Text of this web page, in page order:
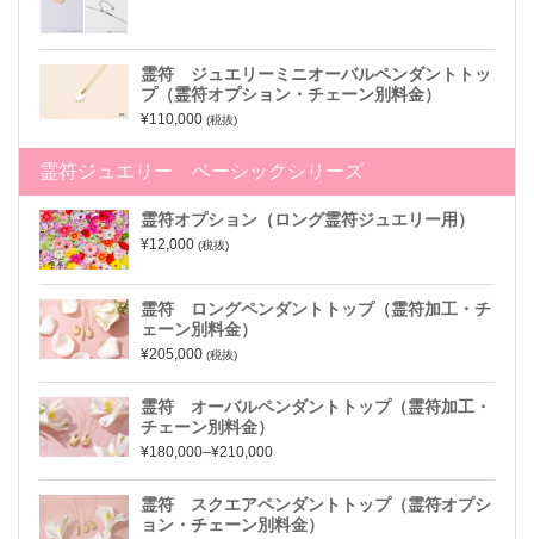
霊符 ジュエリーミニオーバルペンダントトッ
プ（霊符オプション・チェーン別料金）
¥110,000 (税抜)
霊符ジュエリー ベーシックシリーズ
霊符オプション（ロング霊符ジュエリー用）
¥12,000 (税抜)
霊符 ロングペンダントトップ（霊符加工・チ
ェーン別料金）
¥205,000 (税抜)
霊符 オーバルペンダントトップ（霊符加工・
チェーン別料金）
¥180,000–¥210,000
霊符 スクエアペンダントトップ（霊符オプシ
ョン・チェーン別料金）